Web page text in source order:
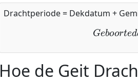
Drachtperiode = Dekdatum +
Geboorte
Hoe de Geit